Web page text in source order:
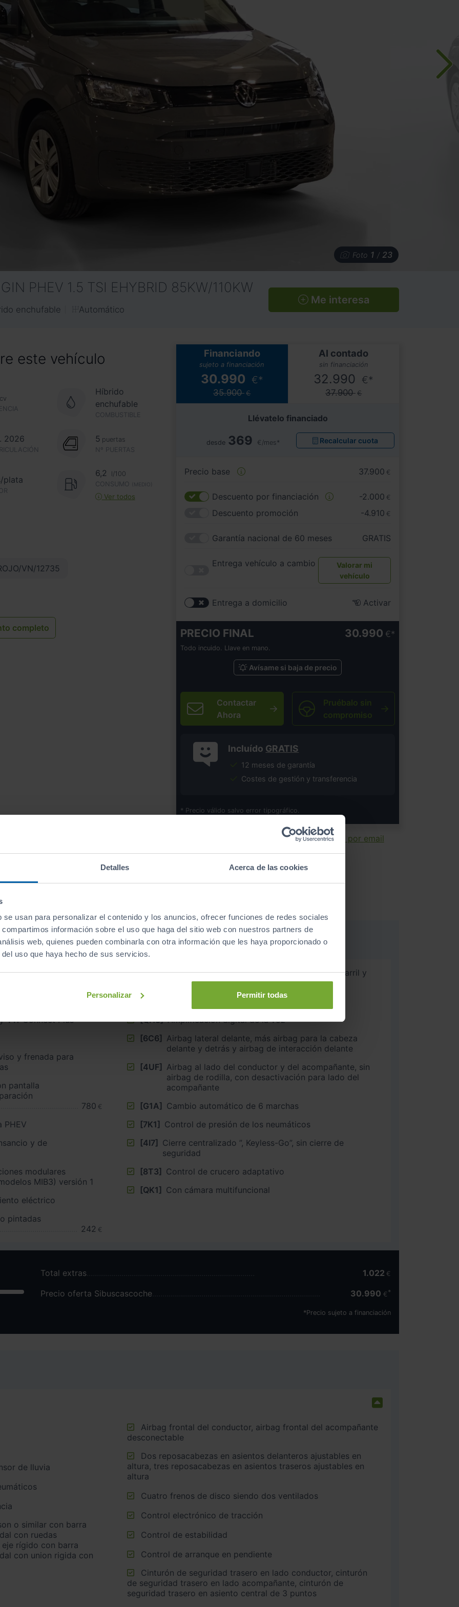
Detalles Acerca de las cookies
usan para personalizar el contenido y los anuncios, ofrecer funciones de redes sociales
información sobre el uso que haga del sitio web con nuestros partners de
web, quienes pueden combinarla con otra información que les haya proporcionado o
uso que haya hecho de sus servicios.
Personalizar Permitir todas
Foto 1 / 23
PHEV 1.5 TSI EHYBRID 85KW/110KW
enchufable Automático
Me interesa
este vehículo
cv
Híbrido
enchufable
COMBUSTIBLE
2026
Nº PUERTAS
5 puertas
plata
6,2
l/100
CONSUMO
(MEDIO)
Ver todos
VN/12735
completo
Financiando
sujeto a financiación
30.990 €*
35.900 €
Al contado
sin financiación
32.990 €*
37.900 €
Llévatelo financiado
desde 369 €/mes* Recalcular cuota
Precio base 37.900 €
Descuento por financiación -2.000 €
Descuento promoción -4.910 €
Garantía nacional de 60 meses GRATIS
Entrega vehículo a cambio
Valorar mi
vehículo
Entrega a domicilio Activar
PRECIO FINAL 30.990 €
Todo incuido. Llave en mano.
Avísame si baja de precio
Contactar
Ahora
Pruébalo sin
compromiso
Incluído GRATIS
12 meses de garantía
Costes de gestión y transferencia
* Precio válido salvo error tipográfico.
Enviar por email
zona de carga, a la
VW Connect Plus
y frenada para
780 €
PHEV
y de
modulares
MIB3) versión 1
eléctrico
pintadas
242 €
[79H] Asistente de salida, aparcamiento y cambio, carril y
sistema de aviso para salir del vehículo
[6I1]
Asistente de mantenimiento de carril
[QH8] Amplificación digital de la voz
[6C6] Airbag lateral delante, más airbag para la cabeza
delante y detrás y airbag de interacción delante
[4UF] Airbag al lado del conductor y del acompañante, sin
airbag de rodilla, con desactivación para lado del
acompañante
[G1A] Cambio automático de 6 marchas
[7K1] Control de presión de los neumáticos
[4I7] Cierre centralizado ”, Keyless-Go”, sin cierre de
seguridad
[8T3] Control de crucero adaptativo
[QK1] Con cámara multifuncional
Total extras 1.022 €
Precio oferta Sibuscascoche 30.990 €
*Precio sujeto a financiación
de lluvia
con ruedas
rígido con barra
con union rigida con
desconectable
altura, tres reposacabezas en asientos traseros ajustables en
altura
Cuatro frenos de disco siendo dos ventilados
Control electrónico de tracción
Control de estabilidad
Control de arranque en pendiente
de seguridad trasero en lado acompañante, cinturón de
seguridad trasero en asiento central de 3 puntos